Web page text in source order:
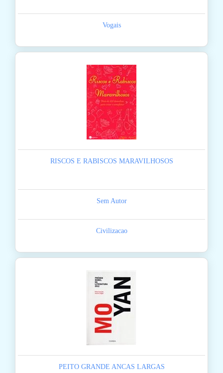
Vogais
RISCOS E RABISCOS MARAVILHOSOS
Sem Autor
Civilizacao
PEITO GRANDE ANCAS LARGAS